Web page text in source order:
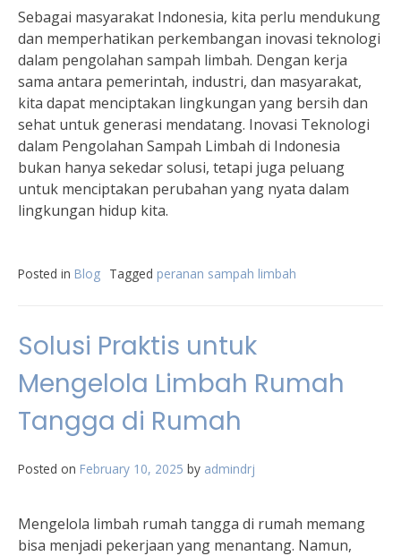
Sebagai masyarakat Indonesia, kita perlu mendukung
dan memperhatikan perkembangan inovasi teknologi
dalam pengolahan sampah limbah. Dengan kerja
sama antara pemerintah, industri, dan masyarakat,
kita dapat menciptakan lingkungan yang bersih dan
sehat untuk generasi mendatang. Inovasi Teknologi
dalam Pengolahan Sampah Limbah di Indonesia
bukan hanya sekedar solusi, tetapi juga peluang
untuk menciptakan perubahan yang nyata dalam
lingkungan hidup kita.
Posted in Blog Tagged peranan sampah limbah
Solusi Praktis untuk
Mengelola Limbah Rumah
Tangga di Rumah
Posted on February 10, 2025 by admindrj
Mengelola limbah rumah tangga di rumah memang
bisa menjadi pekerjaan yang menantang. Namun,